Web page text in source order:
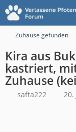
Zuhause gefunden
Kira aus
kastriert,
Zuhause
safta222 20.